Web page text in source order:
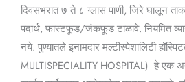
दिवसभरात ७ ते ८ ग्लास पाणी, जिरे घालून
पदार्थ, फास्टफूड/जंकफूड टाळावे. नियमित
नये. पुण्यातले इनामदार मल्टीस्पेशालिटी
MULTISPECIALITY HOSPITAL) हे एक